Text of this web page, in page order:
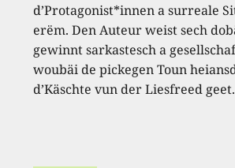
d’Protagonist*innen a surreale
erëm. Den Auteur weist sech
gewinnt sarkastesch a
woubäi de pickegen Toun
d’Käschte vun der Liesfreed geet.